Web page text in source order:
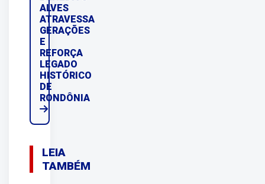
ALVES
ATRAVESSA
GERAÇÕES
E
REFORÇA
LEGADO
HISTÓRICO
DE
RONDÔNIA
LEIA
TAMBÉM